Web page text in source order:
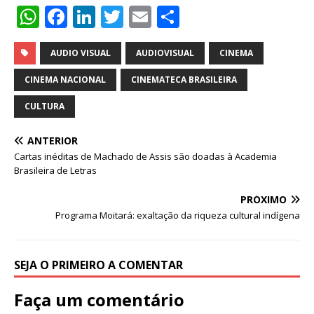
W
h
at
s
A
p
F
a
c
e
o
k
Li
n
k
e
T
w
it
te
E
m
ai
l
h
ar
e
AUDIO VISUAL AUDIOVISUAL CINEMA
CINEMA NACIONAL CINEMATECA BRASILEIRA
CULTURA
ANTERIOR
Cartas inéditas de Machado de Assis são doadas à Academia
Brasileira de Letras
PRÓXIMO
Programa Moitará: exaltação da riqueza cultural indígena
SEJA O PRIMEIRO A COMENTAR
Faça um comentário